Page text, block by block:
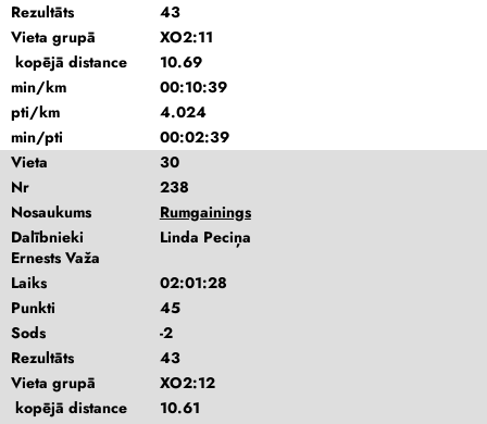
Rezultāts
43
Vieta grupā
XO2:11
kopējā distance
10.69
min/km
00:10:39
pti/km
4.024
min/pti
00:02:39
Vieta
30
Nr
238
Nosaukums
Rumgainings
Dalībnieki
Linda Peciņa
Ernests Važa
Laiks
02:01:28
Punkti
45
Sods
-2
Rezultāts
43
Vieta grupā
XO2:12
kopējā distance
10.61